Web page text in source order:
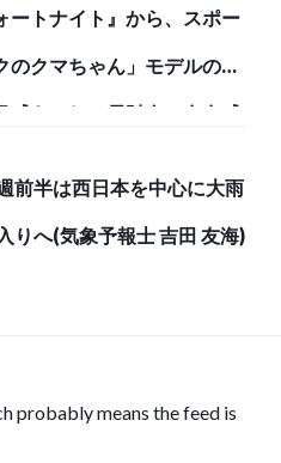
ートナイト』から、スポー
のクマちゃん」モデルのバ
感あふれる長財布で存在感
前半は西日本を中心に大雨
りへ(気象予報士 吉田 友海)
probably means the feed is